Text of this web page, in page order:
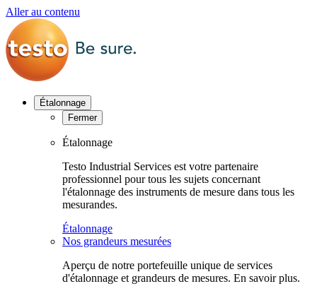
Aller au contenu
Étalonnage
Fermer
Étalonnage
Testo Industrial Services est votre partenaire
professionnel pour tous les sujets concernant
l'étalonnage des instruments de mesure dans tous les
mesurandes.
Étalonnage
Nos grandeurs mesurées
Aperçu de notre portefeuille unique de services
d'étalonnage et grandeurs de mesures. En savoir plus.